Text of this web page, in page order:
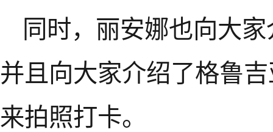
同时，丽安娜也向大
并且向大家介绍了格鲁
来拍照打卡。